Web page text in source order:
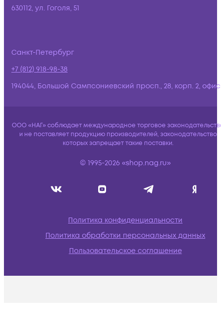
630112, ул. Гоголя, 51
Санкт-Петербург
+7 (812) 918-98-38
194044, Большой Сампсониевский просп., 28, корп. 2,
ООО «НАГ» соблюдает международное торговое
и не поставляет продукцию производителей, законодательство
которых запрещает такие поставки.
© 1995-2026 «shop.nag.ru»
Политика конфиденциальности
Политика обработки персональных данных
Пользовательское соглашение